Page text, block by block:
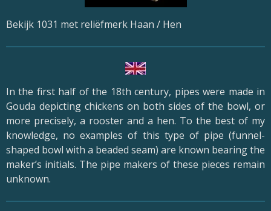
Bekijk 1031 met reliëfmerk Haan / Hen
In the first half of the 18th century, pipes were made in
Gouda depicting chickens on both sides of the bowl, or
more precisely, a rooster and a hen. To the best of my
knowledge, no examples of this type of pipe (funnel-
shaped bowl with a beaded seam) are known bearing the
maker’s initials. The pipe makers of these pieces remain
unknown.